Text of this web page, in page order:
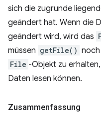
sich die zugrunde
geändert hat. Wenn die
geändert wird, wird das
müssen getFile() noch
File -Objekt zu
Daten lesen können.
Zusammenfassung